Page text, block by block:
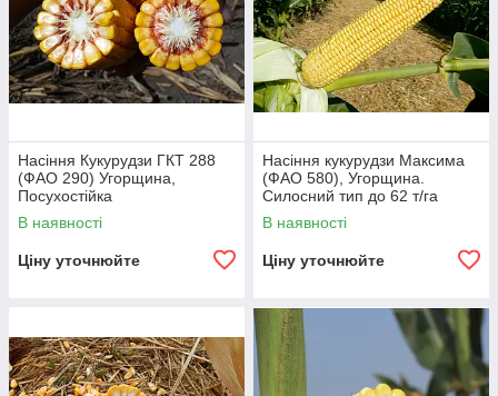
Насіння Кукурудзи ГКТ 288
(ФАО 290) Угорщина,
Посухостійка
В наявності
Ціну уточнюйте
Насіння кукурудзи Максима
(ФАО 580), Угорщина.
Силосний тип до 62 т/га
В наявності
Ціну уточнюйте